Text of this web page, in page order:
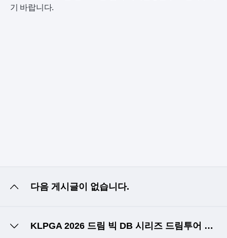
기 바랍니다.
다음 게시글이 없습니다.
KLPGA 2026 드림 빅 DB 시리즈 드림투어 시드순위전 예선 A조 본선 진출자 안내